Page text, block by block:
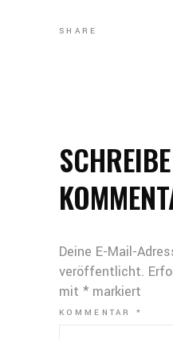
SHARE
Deine E-Mail-
veröffentlicht.
mit * markiert
KOMMENTAR*